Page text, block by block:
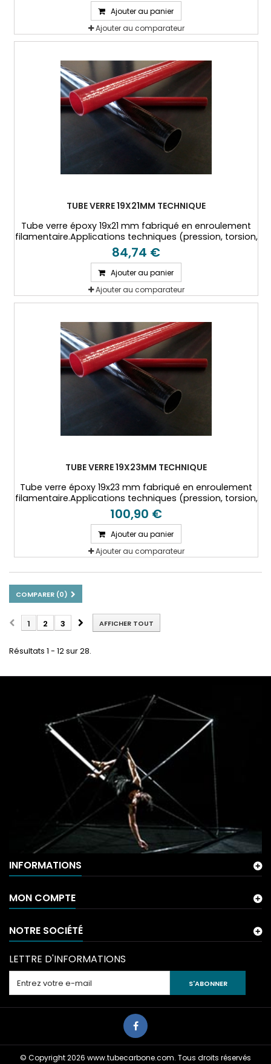
Ajouter au panier
Ajouter au comparateur
TUBE VERRE 19X21MM TECHNIQUE
Tube verre époxy 19x21 mm fabriqué en enroulement
filamentaire.Applications techniques (pression, torsion,
hautes températures...)
84,74 €
Ajouter au panier
Ajouter au comparateur
TUBE VERRE 19X23MM TECHNIQUE
Tube verre époxy 19x23 mm fabriqué en enroulement
filamentaire.Applications techniques (pression, torsion,
hautes températures...)
100,90 €
Ajouter au panier
Ajouter au comparateur
COMPARER (0)
AFFICHER TOUT
1 2 3
Résultats 1 - 12 sur 28.
INFORMATIONS
© Copyright 2026 www.tubecarbone.com. Tous droits réservés
MON COMPTE
NOTRE SOCIÉTÉ
LETTRE D'INFORMATIONS
S'ABONNER